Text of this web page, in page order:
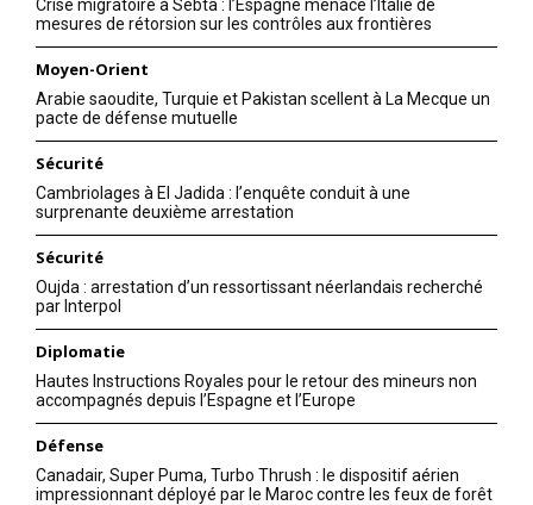
Crise migratoire à Sebta : l’Espagne menace l’Italie de
mesures de rétorsion sur les contrôles aux frontières
Moyen-Orient
Arabie saoudite, Turquie et Pakistan scellent à La Mecque un
pacte de défense mutuelle
Sécurité
Cambriolages à El Jadida : l’enquête conduit à une
surprenante deuxième arrestation
Sécurité
Oujda : arrestation d’un ressortissant néerlandais recherché
par Interpol
Diplomatie
Hautes Instructions Royales pour le retour des mineurs non
accompagnés depuis l’Espagne et l’Europe
Défense
Canadair, Super Puma, Turbo Thrush : le dispositif aérien
impressionnant déployé par le Maroc contre les feux de forêt